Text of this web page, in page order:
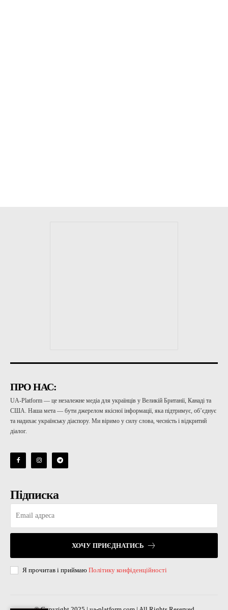
ПРО НАС:
UA-Platform — це незалежне медіа для українців у Великій Британії, Канаді та
США. Наша мета — бути джерелом якісної інформації, яка підтримує, об’єднує
та надихає українську діаспору. Ми віримо у силу слова, чесність і відкритий
діалог.
Підписка
ХОЧУ ПРИЄДНАТИСЬ
Я прочитав і приймаю Політику конфіденційності